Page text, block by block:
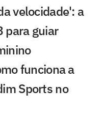
velocidade': a
para guiar
funciona a
Sports no